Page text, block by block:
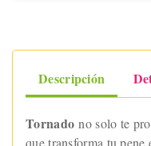
Descripción
Tornado no solo te
que transforma tu pene